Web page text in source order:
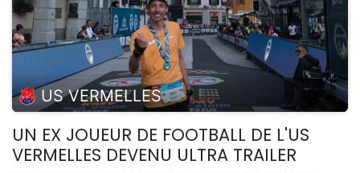
US VERMELLES
UN EX JOUEUR DE FOOTBALL DE L'US
VERMELLES DEVENU ULTRA TRAILER